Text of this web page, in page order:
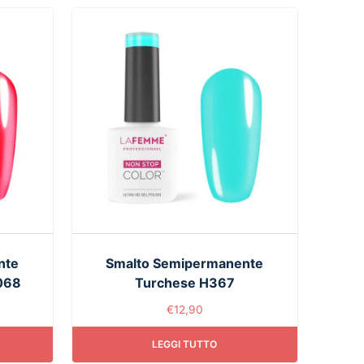
Smalto Semipermanente
Turchese H367
€12,90
LEGGI TUTTO